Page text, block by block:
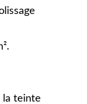
la teinte